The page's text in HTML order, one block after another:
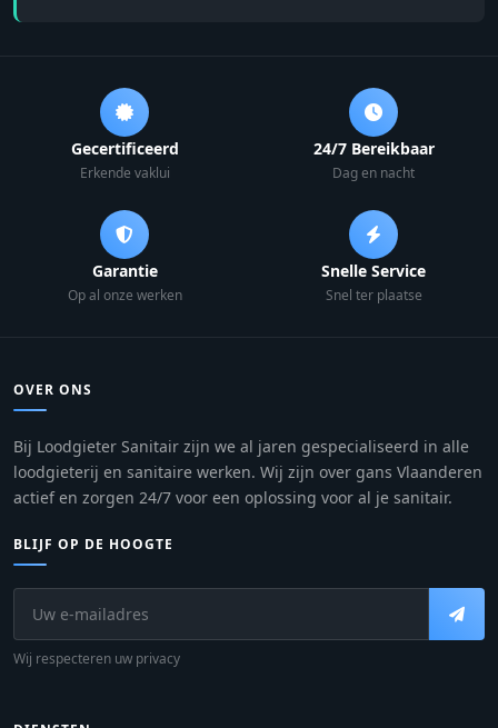
Gecertificeerd
Erkende vaklui
24/7 Bereikbaar
Dag en nacht
Garantie
Op al onze werken
Snelle Service
Snel ter plaatse
OVER ONS
Bij Loodgieter Sanitair zijn we al jaren gespecialiseerd in alle
loodgieterij en sanitaire werken. Wij zijn over gans Vlaanderen
actief en zorgen 24/7 voor een oplossing voor al je sanitair.
BLIJF OP DE HOOGTE
Wij respecteren uw privacy